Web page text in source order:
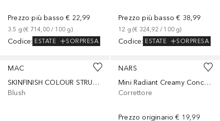
Prezzo più basso € 22,99
3.5 g (€ 714,00 / 100 g)
Codice: ESTATE SORPRESA
Prezzo più basso € 38,99
12 g (€ 324,92 / 100 g)
Codice: ESTATE SORPRESA
MAC
SKINFINISH COLOUR STRUCK BLUSH
Blush
+26
NARS
Mini Radiant Creamy Concealar
Correttore
Prezzo originario € 19,99
+7